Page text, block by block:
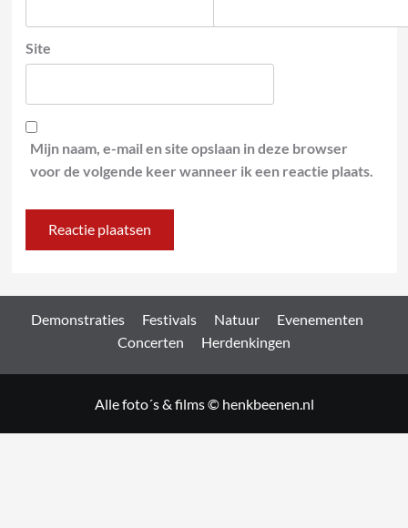
Site
Mijn naam, e-mail en site opslaan in deze browser
voor de volgende keer wanneer ik een reactie plaats.
Demonstraties Festivals Natuur
Evenementen
Concerten
Herdenkingen
Alle foto´s & films © henkbeenen.nl